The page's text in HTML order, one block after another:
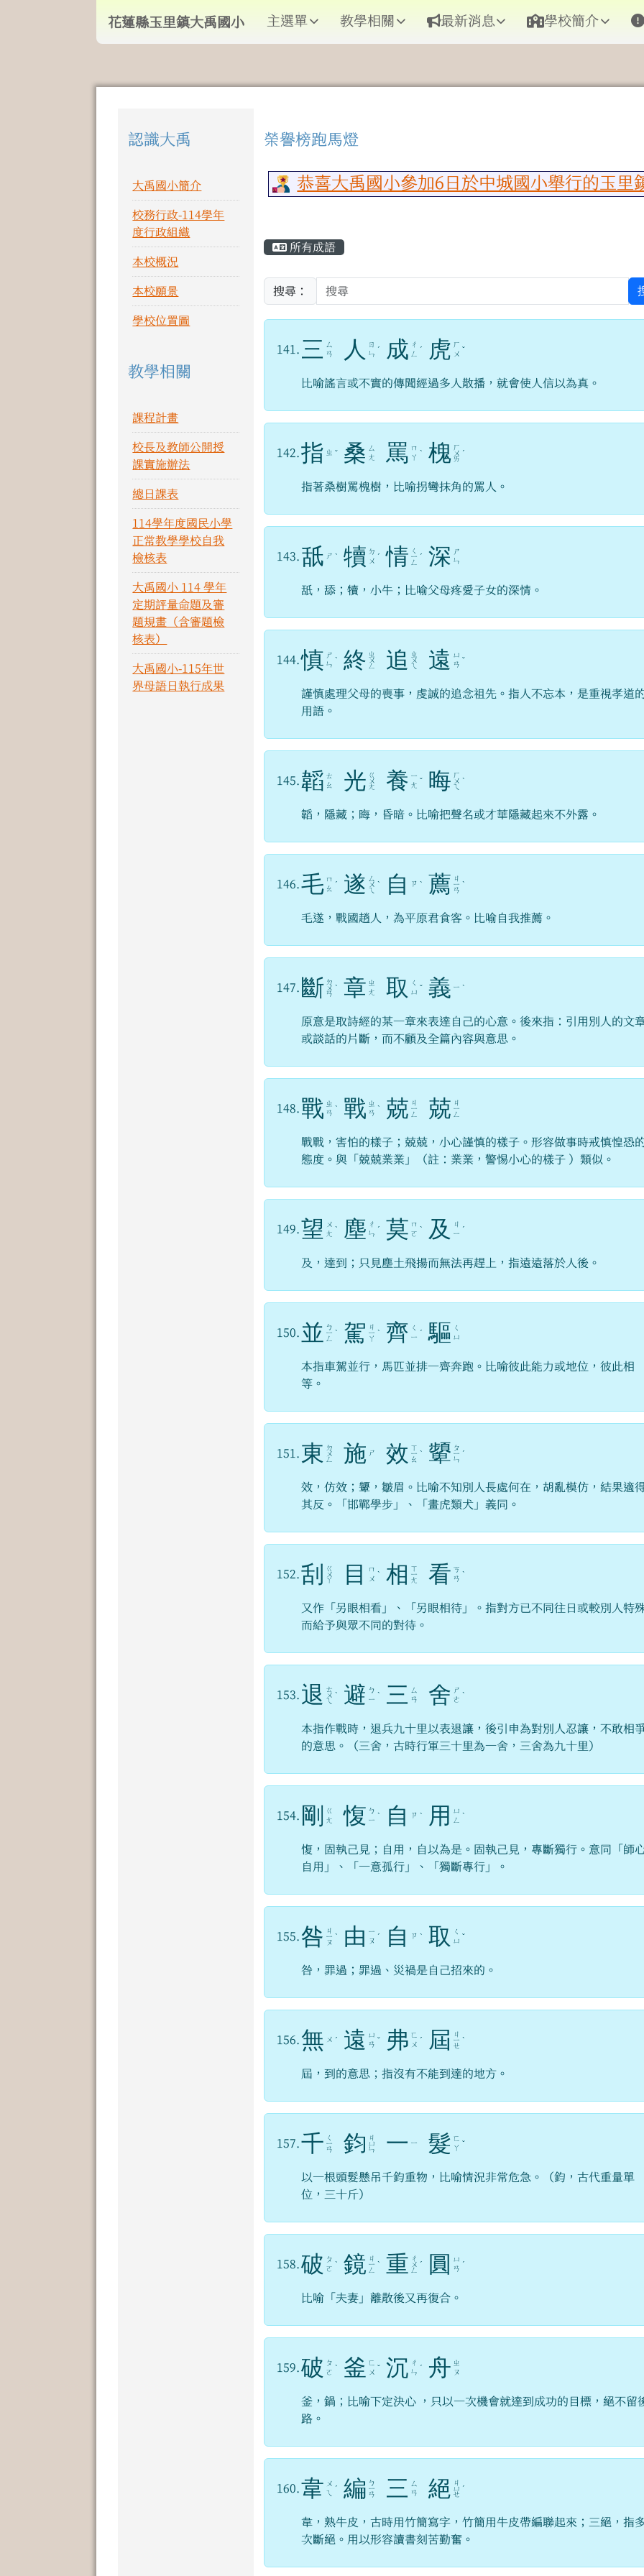
花蓮縣玉里鎮大禹國小
花蓮縣玉里鎮大禹國小 主選單 教學相關 最新消息 學校簡介
左邊區域內容
認識大禹
大禹國小簡介
校務行政-114學年
度行政組織
本校概況
本校願景
學校位置圖
教學相關
課程計畫
校長及教師公開授
課實施辦法
總日課表
114學年度國民小學
正常教學學校自我
檢核表
大禹國小 114 學年
定期評量命題及審
題規畫（含審題檢
核表）
大禹國小-115年世
界母語日執行成果
上中區域內容
榮譽榜跑馬燈
恭喜大禹國小參加6日於中城國小舉行的玉里
主內容區域
所有成語
搜尋：
141. 三 ㄙ
ㄢ
人
ㄖ
ㄣ ˊ 成 ㄔ
ㄥ
ˊ 虎 ㄏ
ㄨ ˇ
比喻謠言或不實的傳聞經過多人散播，就會使人信以為真。
142. 指 ㄓ ˇ 桑 ㄙ
ㄤ
罵 ㄇ
ㄚ ˋ 槐 ㄏ
ㄨ
ㄞ
ˊ
指著桑樹罵槐樹，比喻拐彎抹角的罵人。
143. 舐 ㄕ ˋ 犢 ㄉ
ㄨ ˊ 情 ㄑ
ㄧ
ㄥ
ˊ 深 ㄕ
ㄣ
舐，舔；犢，小牛；比喻父母疼愛子女的深情。
144. 慎 ㄕ
ㄣ ˋ 終 ㄓ
ㄨ
ㄥ 追 ㄓ
ㄨ
ㄟ 遠 ㄩ
ㄢ ˇ
謹慎處理父母的喪事，虔誠的追念祖先。指人不忘本，是重視孝道
用語。
145. 韜 ㄊ
ㄠ
光 ㄍ
ㄨ
ㄤ 養 ㄧ
ㄤ ˇ 晦 ㄏ
ㄨ
ㄟ
ˋ
韜，隱藏；晦，昏暗。比喻把聲名或才華隱藏起來不外露。
146. 毛 ㄇ
ㄠ ˊ 遂 ㄙ
ㄨ
ㄟ
ˋ 自 ㄗ ˋ 薦 ㄐ
ㄧ
ㄢ
ˋ
毛遂，戰國趙人，為平原君食客。比喻自我推薦。
147. 斷 ㄉ
ㄨ
ㄢ
ˋ 章 ㄓ
ㄤ
取
ㄑ
ㄩ ˇ 義 ㄧ ˋ
原意是取詩經的某一章來表達自己的心意。後來指：引用別人的文
或談話的片斷，而不顧及全篇內容與意思。
148. 戰 ㄓ
ㄢ ˋ 戰 ㄓ
ㄢ ˋ 兢 ㄐ
ㄧ
ㄥ 兢 ㄐ
ㄧ
ㄥ
戰戰，害怕的樣子；兢兢，小心謹慎的樣子。形容做事時戒慎惶恐
態度。與「兢兢業業」（註：業業，警惕小心的樣子 ）類似。
149. 望
ㄨ
ㄤ ˋ 塵 ㄔ
ㄣ ˊ 莫 ㄇ
ㄛ ˋ 及
ㄐ
ㄧ ˊ
及，達到；只見塵土飛揚而無法再趕上，指遠遠落於人後。
150. 並 ㄅ
ㄧ
ㄥ
ˋ 駕 ㄐ
ㄧ
ㄚ
ˋ 齊 ㄑ
ㄧ ˊ 驅 ㄑ
ㄩ
本指車駕並行，馬匹並排一齊奔跑。比喻彼此能力或地位，彼此相
等。
151. 東 ㄉ
ㄨ
ㄥ 施 ㄕ 效 ㄒ
ㄧ
ㄠ
ˋ 顰 ㄆ
ㄧ
ㄣ
ˊ
效，仿效；顰，皺眉。比喻不知別人長處何在，胡亂模仿，結果適
其反。「邯鄲學步」、「畫虎類犬」義同。
152. 刮 ㄍ
ㄨ
ㄚ 目
ㄇ
ㄨ ˋ 相 ㄒ
ㄧ
ㄤ 看 ㄎ
ㄢ ˋ
又作「另眼相看」、「另眼相待」。指對方已不同往日或較別人特
而給予與眾不同的對待。
153. 退 ㄊ
ㄨ
ㄟ
ˋ 避 ㄅ
ㄧ ˋ 三 ㄙ
ㄢ
舍 ㄕ
ㄜ ˋ
本指作戰時，退兵九十里以表退讓，後引申為對別人忍讓，不敢相
的意思。（三舍，古時行軍三十里為一舍，三舍為九十里）
154. 剛
ㄍ
ㄤ
愎 ㄅ
ㄧ ˋ 自 ㄗ ˋ 用
ㄩ
ㄥ
ˋ
愎，固執己見；自用，自以為是。固執己見，專斷獨行。意同「師
自用」、「一意孤行」、「獨斷專行」。
155. 咎 ㄐ
ㄧ
ㄡ
ˋ 由 ㄧ
ㄡ ˊ 自 ㄗ ˋ 取
ㄑ
ㄩ ˇ
咎，罪過；罪過、災禍是自己招來的。
156. 無 ㄨ ˊ 遠 ㄩ
ㄢ ˇ 弗 ㄈ
ㄨ ˊ 屆 ㄐ
ㄧ
ㄝ
ˋ
屆，到的意思；指沒有不能到達的地方。
157. 千 ㄑ
ㄧ
ㄢ 鈞 ㄐ
ㄩ
ㄣ 一 ㄧ 髮 ㄈ
ㄚ ˇ
以一根頭髮懸吊千鈞重物，比喻情況非常危急。（鈞，古代重量單
位，三十斤）
158. 破 ㄆ
ㄛ ˋ 鏡 ㄐ
ㄧ
ㄥ
ˋ 重 ㄔ
ㄨ
ㄥ
ˊ 圓
ㄩ
ㄢ ˊ
比喻「夫妻」離散後又再復合。
159. 破 ㄆ
ㄛ ˋ 釜 ㄈ
ㄨ ˇ 沉 ㄔ
ㄣ ˊ 舟 ㄓ
ㄡ
釜，鍋；比喻下定決心 ，只以一次機會就達到成功的目標，絕不留
路。
160. 韋 ㄨ
ㄟ
ˊ 編 ㄅ
ㄧ
ㄢ 三 ㄙ
ㄢ
絕 ㄐ
ㄩ
ㄝ
ˊ
韋，熟牛皮，古時用竹簡寫字，竹簡用牛皮帶編聯起來；三絕，指
次斷絕。用以形容讀書刻苦勤奮。